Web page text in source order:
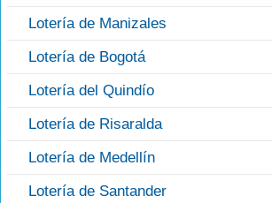
Lotería de Manizales
Lotería de Bogotá
Lotería del Quindío
Lotería de Risaralda
Lotería de Medellín
Lotería de Santander